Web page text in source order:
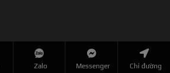
Zalo Messenger Chỉ đường